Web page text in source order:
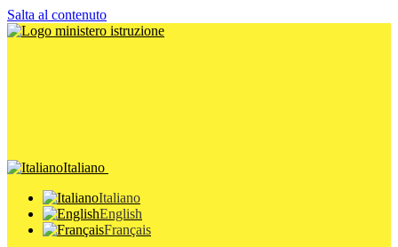
Salta al contenuto
Italiano
Italiano
English
Français